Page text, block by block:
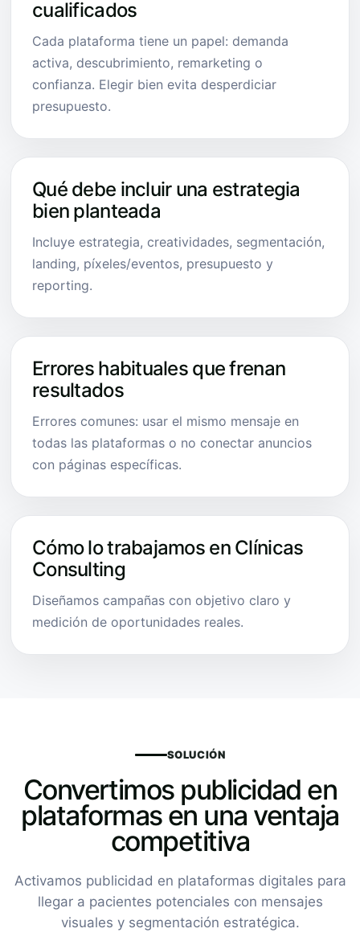
cualificados
Cada plataforma tiene un papel: demanda
activa, descubrimiento, remarketing o
confianza. Elegir bien evita desperdiciar
presupuesto.
Qué debe incluir una estrategia
bien planteada
Incluye estrategia, creatividades, segmentación,
landing, píxeles/eventos, presupuesto y
reporting.
Errores habituales que frenan
resultados
Errores comunes: usar el mismo mensaje en
todas las plataformas o no conectar anuncios
con páginas específicas.
Cómo lo trabajamos en Clínicas
Consulting
Diseñamos campañas con objetivo claro y
medición de oportunidades reales.
SOLUCIÓN
Convertimos publicidad en
plataformas en una ventaja
competitiva
Activamos publicidad en plataformas digitales para
llegar a pacientes potenciales con mensajes
visuales y segmentación estratégica.